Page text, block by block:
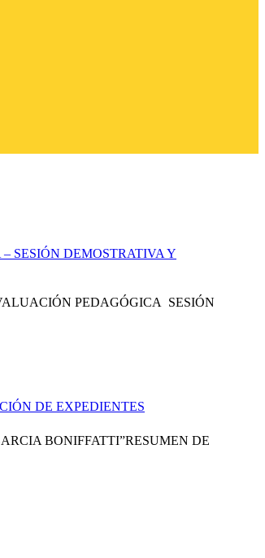
SESIÓN DEMOSTRATIVA Y
PEDAGÓGICA SESIÓN
DE EXPEDIENTES
BONIFFATTI”RESUMEN DE